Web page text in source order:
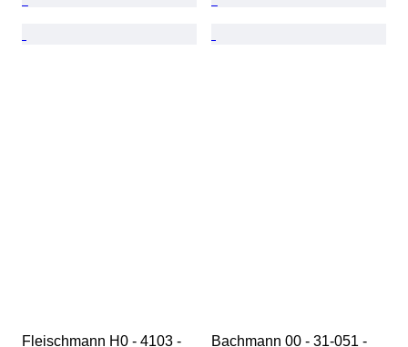
Fleischmann H0 - 4103 -
Bachmann 00 - 31-051 -